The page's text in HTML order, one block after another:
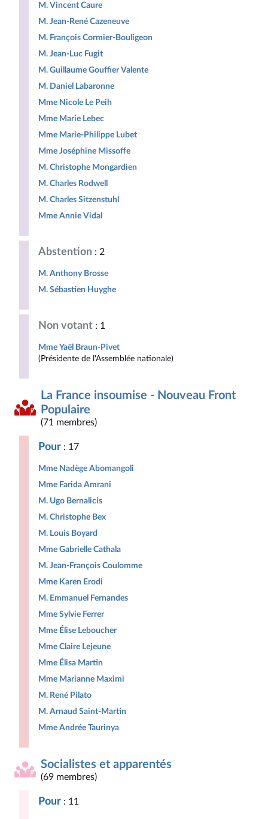
M. Vincent Caure
M. Jean-René Cazeneuve
M. François Cormier-Bouligeon
M. Jean-Luc Fugit
M. Guillaume Gouffier Valente
M. Daniel Labaronne
Mme Nicole Le Peih
Mme Marie Lebec
Mme Marie-Philippe Lubet
Mme Joséphine Missoffe
M. Christophe Mongardien
M. Charles Rodwell
M. Charles Sitzenstuhl
Mme Annie Vidal
Abstention : 2
M. Anthony Brosse
M. Sébastien Huyghe
Non votant : 1
Mme Yaël Braun-Pivet
(Présidente de l'Assemblée nationale)
La France insoumise - Nouveau Front
Populaire
(71 membres)
Pour : 17
Mme Nadège Abomangoli
Mme Farida Amrani
M. Ugo Bernalicis
M. Christophe Bex
M. Louis Boyard
Mme Gabrielle Cathala
M. Jean-François Coulomme
Mme Karen Erodi
M. Emmanuel Fernandes
Mme Sylvie Ferrer
Mme Élise Leboucher
Mme Claire Lejeune
Mme Élisa Martin
Mme Marianne Maximi
M. René Pilato
M. Arnaud Saint-Martin
Mme Andrée Taurinya
Socialistes et apparentés
(69 membres)
Pour : 11